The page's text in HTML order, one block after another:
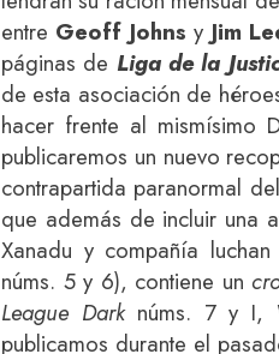
entre Geoff Johns y Jim
páginas de Liga de la
de esta asociación de
hacer frente al mismísimo
publicaremos un nuevo
contrapartida paranormal
que además de incluir una
Xanadu y compañía
núms. 5 y 6), contiene un
League Darknúms. 7 y I,
publicamos durante el